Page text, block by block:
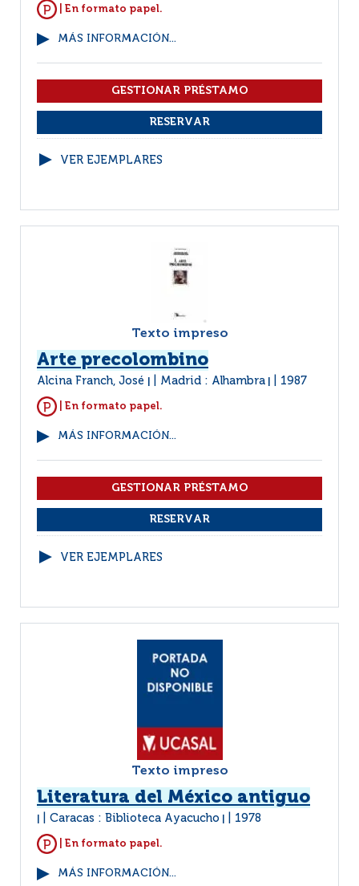
| En formato papel.
MÁS INFORMACIÓN...
VER EJEMPLARES
Texto impreso
Arte precolombino
Alcina Franch, José Madrid : Alhambra 1987
| En formato papel.
MÁS INFORMACIÓN...
VER EJEMPLARES
Texto impreso
Literatura del México antiguo
Caracas : Biblioteca Ayacucho 1978
| En formato papel.
MÁS INFORMACIÓN...